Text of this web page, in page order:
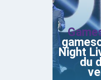
Night
du